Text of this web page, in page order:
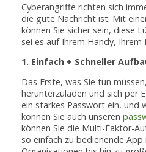
Cyberangriffe richten sich
die gute Nachricht ist: Mit
können Sie sicher sein, diese
sei es auf Ihrem Handy,
1. Einfach + Schneller
Das Erste, was Sie tun
herunterzuladen und sich per
ein starkes Passwort ein, und
können Sie auch unseren
können Sie die Multi-Faktor-
so einfach zu bedienende